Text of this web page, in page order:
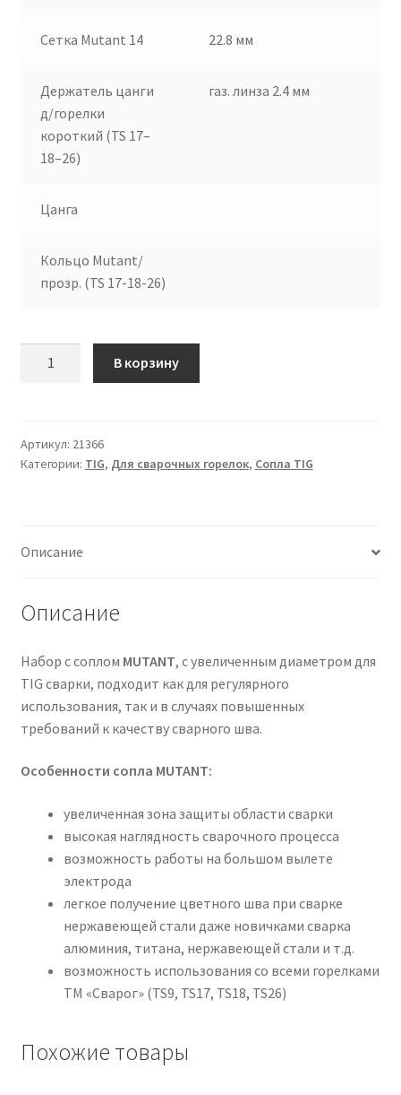
Сетка Mutant 14 22.8 мм
Держатель цанги
д/горелки
короткий (TS 17–
18–26)
газ. линза 2.4 мм
Цанга
Кольцо Mutant/
прозр. (TS 17-18-26)
14
(Ø22.8)
В корзину
Артикул: 21366
Категории: TIG, Для сварочных горелок, Сопла TIG
Описание
Описание
Набор с соплом MUTANT, с увеличенным диаметром для
TIG сварки, подходит как для регулярного
использования, так и в случаях повышенных
требований к качеству сварного шва.
Особенности сопла MUTANT:
увеличенная зона защиты области сварки
высокая наглядность сварочного процесса
возможность работы на большом вылете
электрода
легкое получение цветного шва при сварке
нержавеющей стали даже новичками сварка
алюминия, титана, нержавеющей стали и т.д.
возможность использования со всеми горелками
ТМ «Сварог» (TS9, TS17, TS18, TS26)
Похожие товары